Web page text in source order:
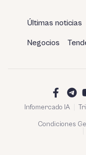
Últimas noticias
Negocios
Infomercado IA
Condiciones